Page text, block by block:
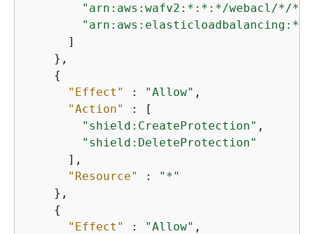
"arn:aws:wafv2:*:*:*/webacl/*/*"
      ]
    },
{
"Effect"
: "Allow" ,
"Action"
: [
"shield:CreateProtection" ,
"shield:DeleteProtection"
      ],
"Resource"
:
"*"
    },
{
"Effect"
: "Allow" ,